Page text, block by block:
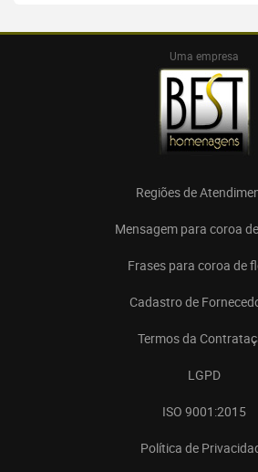
Uma empresa
Regiões de
Mensagem para coroa
Frases para coroa de
Cadastro de
Termos da
LGPD
ISO 9001:2015
Política de